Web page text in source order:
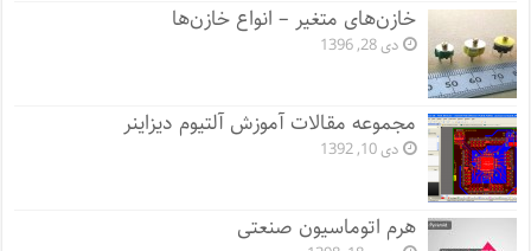
خازن‌های متغیر – انواع خازن‌ها
دی 28, 1396
مجموعه مقالات آموزش آلتیوم دیزاینر
دی 10, 1392
هرم اتوماسیون صنعتی